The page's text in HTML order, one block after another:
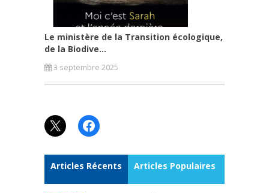
Le ministère de la Transition écologique,
de la Biodive...
3 septembre 2025
X Facebook
Articles Récents Articles Populaires